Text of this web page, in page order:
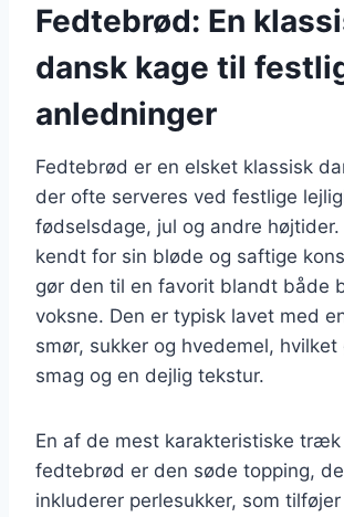
Fedtebrød: En
dansk kage til
anledninger
Fedtebrød er en elsket klassisk
der ofte serveres ved festlige
fødselsdage, jul og andre højtider.
kendt for sin bløde og saftige
gør den til en favorit blandt både
voksne. Den er typisk lavet med
smør, sukker og hvedemel, hvilket
smag og en dejlig tekstur.
En af de mest karakteristiske træk
fedtebrød er den søde topping,
inkluderer perlesukker, som